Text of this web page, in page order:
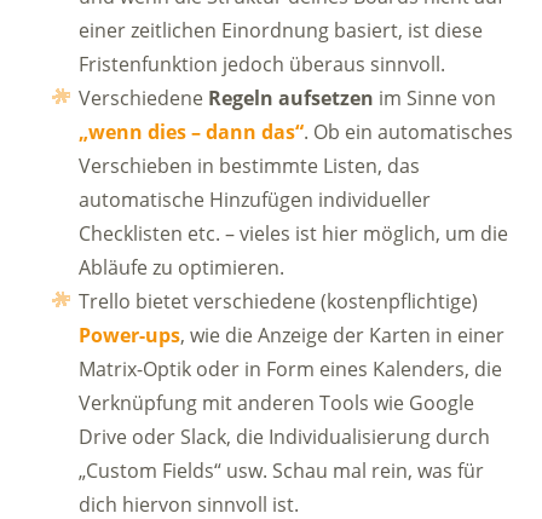
einer zeitlichen Einordnung basiert, ist diese
Fristenfunktion jedoch überaus sinnvoll.
Verschiedene Regeln aufsetzen im Sinne von
„wenn dies – dann das“. Ob ein automatisches
Verschieben in bestimmte Listen, das
automatische Hinzufügen individueller
Checklisten etc. – vieles ist hier möglich, um die
Abläufe zu optimieren.
Trello bietet verschiedene (kostenpflichtige)
Power-ups, wie die Anzeige der Karten in einer
Matrix-Optik oder in Form eines Kalenders, die
Verknüpfung mit anderen Tools wie Google
Drive oder Slack, die Individualisierung durch
„Custom Fields“ usw. Schau mal rein, was für
dich hiervon sinnvoll ist.